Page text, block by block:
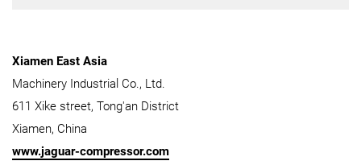
Xiamen East Asia
Machinery Industrial Co., Ltd.
611 Xike street, Tong'an District
Xiamen, China
www.jaguar-compressor.com